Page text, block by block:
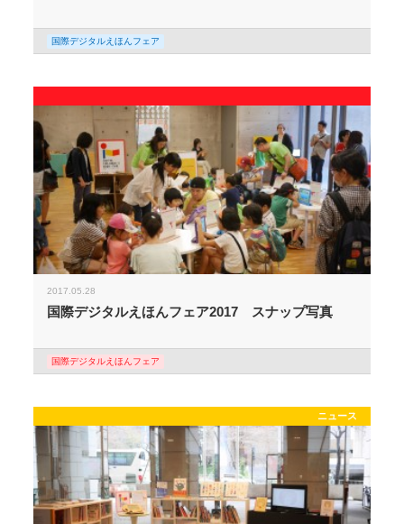
国際デジタルえほんフェア
2017.05.28
国際デジタルえほんフェア2017 スナップ写真
国際デジタルえほんフェア
ニュース